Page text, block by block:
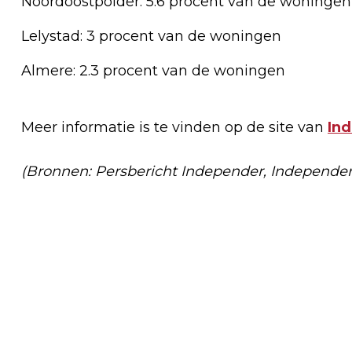
Lelystad: 3 procent van de woningen
Almere: 2.3 procent van de woningen
Meer informatie is te vinden op de site van
(Bronnen: Persbericht Independer,